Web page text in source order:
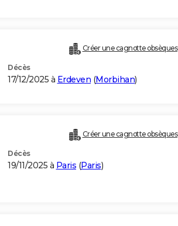
Créer une cagnotte obsèques
Décès
17/12/2025 à Erdeven (Morbihan)
Créer une cagnotte obsèques
Décès
19/11/2025 à Paris (Paris)